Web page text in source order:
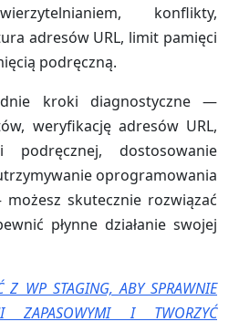
konflikty,
adresów URL, limit pamięci
podręczną.
kroki diagnostyczne —
weryfikację adresów URL,
podręcznej, dostosowanie
oprogramowania
skutecznie rozwiązać
płynne działanie swojej
Z WP STAGING, ABY SPRAWNIE
ZAPASOWYMI I TWORZYĆ